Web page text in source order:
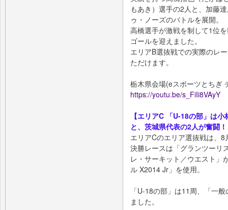
もあき）選手の2人と、加藤
ゥ・ノーズのバトルを展開。
高橋選手が激戦を制して1位
ゴールを迎えました。
エリアB選抜戦での実際のレ
ただけます。
栃木県会場(eスポーツとちぎ
https://youtu.be/s_FiIi8VAyY
【エリアC 「U-18の部」は
と、茨城県代表の2人が奮闘
エリアCのエリア選抜戦は、
決勝レースは「グランツーリ
レ・サーキット／ウエスト」
ル X2014 Jr」を使用。
「U-18の部」は11周、「一
ました。